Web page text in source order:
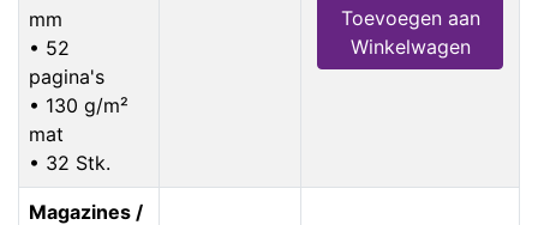
mm
• 52
pagina's
• 130 g/m²
mat
• 32 Stk.
Toevoegen aan
Winkelwagen
Magazines /